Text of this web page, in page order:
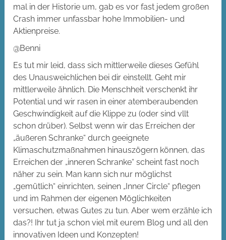
mal in der Historie um, gab es vor fast jedem großen
Crash immer unfassbar hohe Immobilien- und
Aktienpreise.
@Benni
Es tut mir leid, dass sich mittlerweile dieses Gefühl
des Unausweichlichen bei dir einstellt. Geht mir
mittlerweile ähnlich. Die Menschheit verschenkt ihr
Potential und wir rasen in einer atemberaubenden
Geschwindigkeit auf die Klippe zu (oder sind vllt
schon drüber). Selbst wenn wir das Erreichen der
„äußeren Schranke“ durch geeignete
Klimaschutzmaßnahmen hinauszögern können, das
Erreichen der „inneren Schranke“ scheint fast noch
näher zu sein. Man kann sich nur möglichst
„gemütlich“ einrichten, seinen „Inner Circle“ pflegen
und im Rahmen der eigenen Möglichkeiten
versuchen, etwas Gutes zu tun. Aber wem erzähle ich
das?! Ihr tut ja schon viel mit eurem Blog und all den
innovativen Ideen und Konzepten!